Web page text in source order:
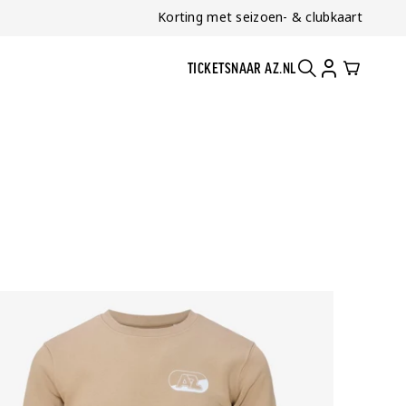
Korting met seizoen- & clubkaart
TICKETSNAAR AZ.NL
ZOEKENACCOUNT
CART